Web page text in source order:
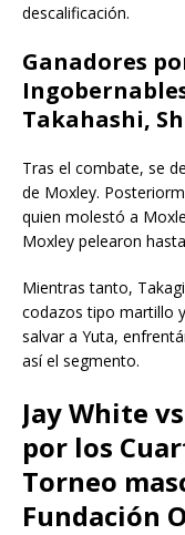
descalificación.
Ganadores
Takahashi,
Tras el combate, se
de Moxley.
quien molestó a
Moxley pelearon
Mientras tanto,
codazos tipo martillo
salvar a Yuta,
así el segmento.
Jay White
por los
Torneo
Fundación